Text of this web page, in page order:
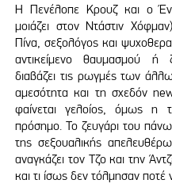
Η Πενέλοπε Κρουζ και ο
μοιάζει στον Ντάστιν
Πίνα, σεξολόγος και
αντικείμενο θαυμασμού
διαβάζει τις ρωγμές των
αμεσότητα και τη σχεδόν
φαίνεται γελοίος, όμως η
πρόσημο. Το ζευγάρι του
της σεξουαλικής
αναγκάζει τον Τζο και την
και τι ίσως δεν τόλμησαν ποτέ